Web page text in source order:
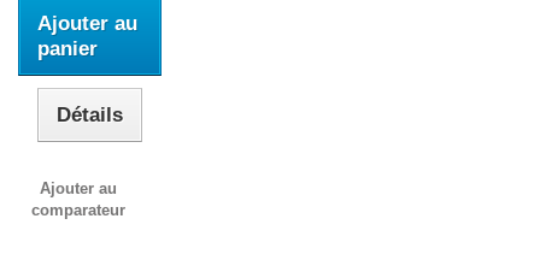
Ajouter au
panier
Détails
Ajouter au
comparateur